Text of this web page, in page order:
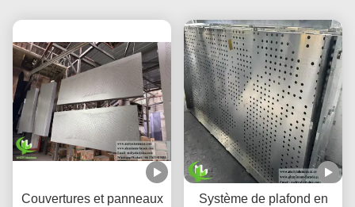
Couvertures et panneaux
Système de plafond en